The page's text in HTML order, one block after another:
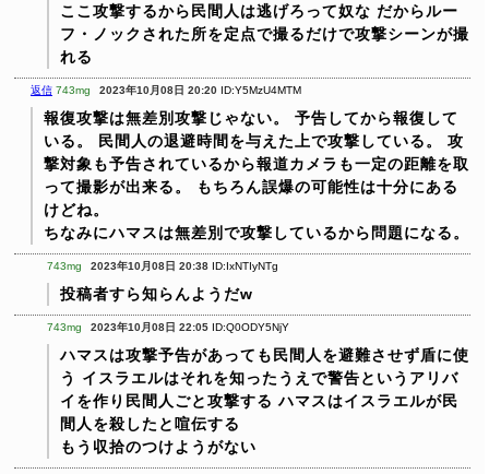
ここ攻撃するから民間人は逃げろって奴な だからルー
フ・ノックされた所を定点で撮るだけで攻撃シーンが撮
れる
返信 743mg 2023年10月08日 20:20 ID:Y5MzU4MTM
報復攻撃は無差別攻撃じゃない。
予告してから報復して
いる。
民間人の退避時間を与えた上で攻撃している。
攻
撃対象も予告されているから報道カメラも一定の距離を取
って撮影が出来る。
もちろん誤爆の可能性は十分にある
けどね。
ちなみにハマスは無差別で攻撃しているから問題になる。
743mg 2023年10月08日 20:38 ID:IxNTIyNTg
投稿者すら知らんようだw
743mg 2023年10月08日 22:05 ID:Q0ODY5NjY
ハマスは攻撃予告があっても民間人を避難させず盾に使
う
イスラエルはそれを知ったうえで警告というアリバ
イを作り民間人ごと攻撃する ハマスはイスラエルが民
間人を殺したと喧伝する
もう収拾のつけようがない